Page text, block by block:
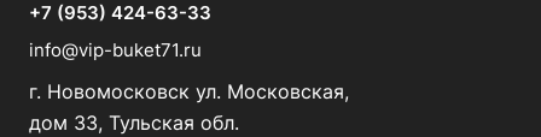
+7 (953) 424-63-33
info@vip-buket71.ru
г. Новомосковск ул. Московская,
дом 33, Тульская обл.